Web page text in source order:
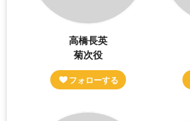
高橋長英
菊次役